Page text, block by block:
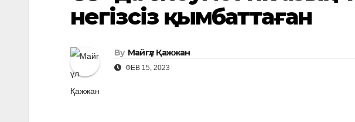
негізсіз қымбаттаған
By Майгүл Қажжан
ФЕВ 15, 2023